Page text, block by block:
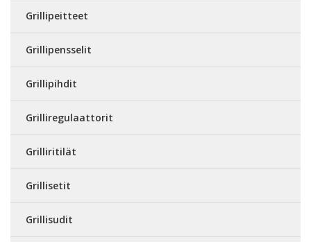
Grillipeitteet
Grillipensselit
Grillipihdit
Grilliregulaattorit
Grilliritilät
Grillisetit
Grillisudit